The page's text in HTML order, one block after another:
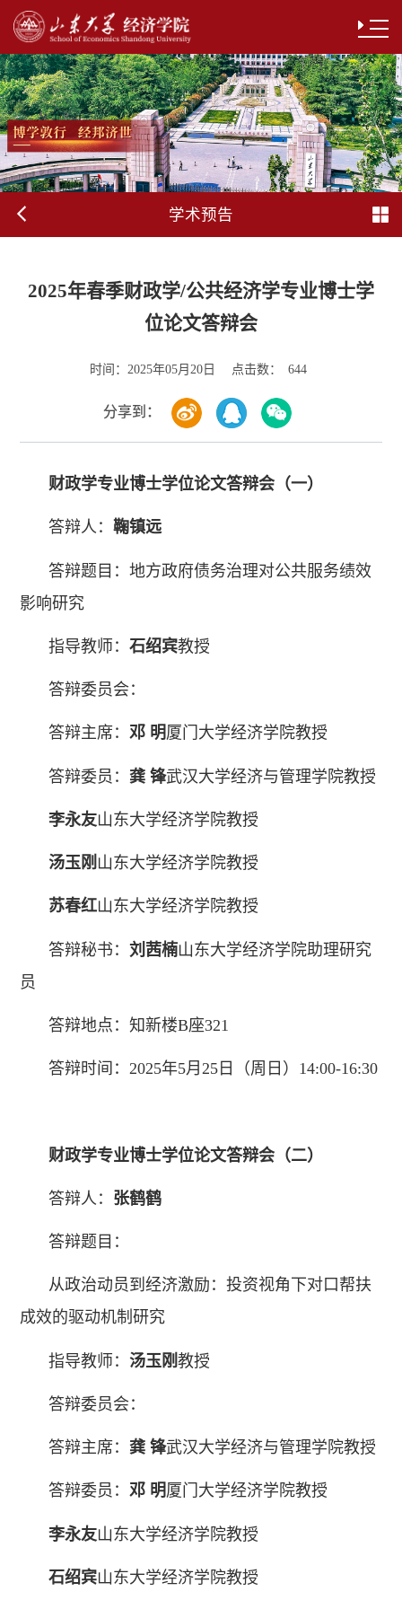
学术预告
2025年春季财政学/公共经济学专业博士学
位论文答辩会
时间： 2025年05月20日 点击数： 644
分享到：
财政学专业博士学位论文答辩会（一）
答辩人： 鞠镇远
答辩题目：地方政府债务治理对公共服务绩效
影响研究
指导教师： 石绍宾教授
答辩委员会：
答辩主席： 邓 明厦门大学经济学院教授
答辩委员： 龚 锋武汉大学经济与管理学院教授
李永友山东大学经济学院教授
汤玉刚 山东大学经济学院教授
苏春红山东大学经济学院教授
答辩秘书： 刘茜楠山东大学经济学院助理研究
员
答辩地点：知新楼B座321
答辩时间：2025年5月25日（周日）14:00-16:30
财政学专业博士学位论文答辩会（二）
答辩人： 张鹤鹤
答辩题目：
从政治动员到经济激励：投资视角下对口帮扶
成效的驱动机制研究
指导教师： 汤玉刚教授
答辩委员会：
答辩主席： 龚 锋武汉大学经济与管理学院教授
答辩委员： 邓 明厦门大学经济学院教授
李永友山东大学经济学院教授
石绍宾山东大学经济学院教授